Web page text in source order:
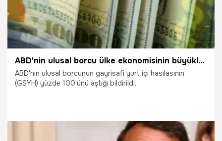
ABD'nin ulusal borcu ülke ekonomisinin büyüklüğünü aştı! Toplam borç 31,27 trilyon dolar
ABD'nin ulusal borcunun gayrisafi yurt içi hasılasının
(GSYH) yüzde 100'ünü aştığı bildirildi.